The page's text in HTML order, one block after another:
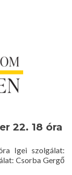
22. 18 óra
Igei szolgálat:
Csorba Gergő